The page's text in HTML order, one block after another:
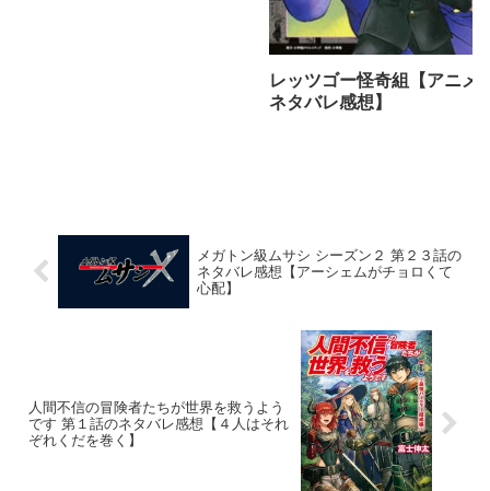
レッツゴー怪奇組【アニメ
ネタバレ感想】
メガトン級ムサシ シーズン２ 第２３話の
ネタバレ感想【アーシェムがチョロくて
心配】
人間不信の冒険者たちが世界を救うよう
です 第１話のネタバレ感想【４人はそれ
ぞれくだを巻く】